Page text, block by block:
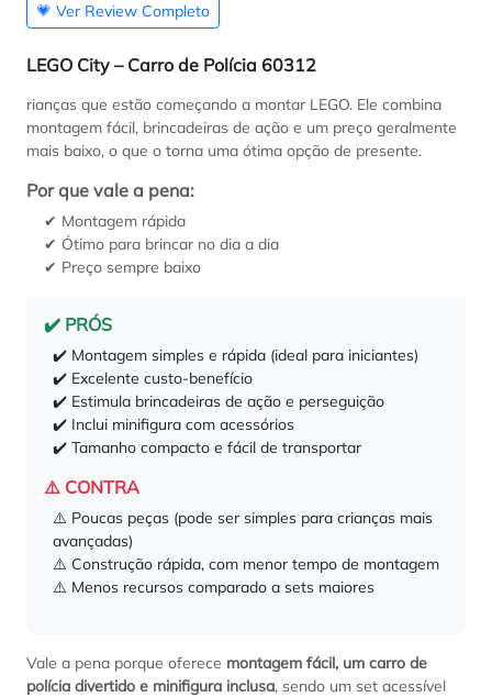
💗 Ver Review Completo
LEGO City – Carro de Polícia 60312
rianças que estão começando a montar LEGO. Ele combina
montagem fácil, brincadeiras de ação e um preço geralmente
mais baixo, o que o torna uma ótima opção de presente.
Por que vale a pena:
✔ Montagem rápida
✔ Ótimo para brincar no dia a dia
✔ Preço sempre baixo
✔️ PRÓS
✔️ Montagem simples e rápida (ideal para iniciantes)
✔️ Excelente custo-benefício
✔️ Estimula brincadeiras de ação e perseguição
✔️ Inclui minifigura com acessórios
✔️ Tamanho compacto e fácil de transportar
⚠️ CONTRA
⚠️ Poucas peças (pode ser simples para crianças mais
avançadas)
⚠️ Construção rápida, com menor tempo de montagem
⚠️ Menos recursos comparado a sets maiores
Vale a pena porque oferece montagem fácil, um carro de
polícia divertido e minifigura inclusa, sendo um set acessível